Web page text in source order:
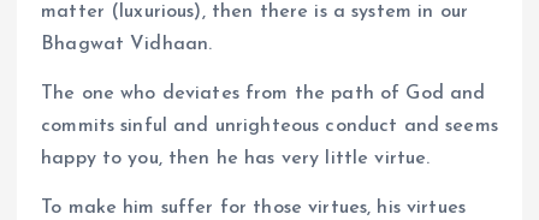
matter (luxurious), then there is a system in our
Bhagwat Vidhaan.
The one who deviates from the path of God and
commits sinful and unrighteous conduct and seems
happy to you, then he has very little virtue.
To make him suffer for those virtues, his virtues